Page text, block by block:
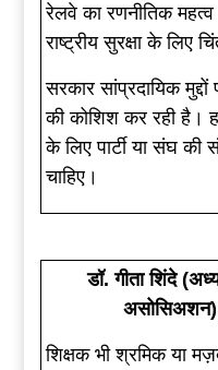
रेलवे का रणनीतिक
राष्ट्रीय सुरक्षा के लिए
सरकार सांप्रदायिक
की कोशिश कर रही है।
के लिए पार्टी या संघ की
चाहिए।
डॉ. गीता शिंदे
शिक्षक भी श्रमिक या